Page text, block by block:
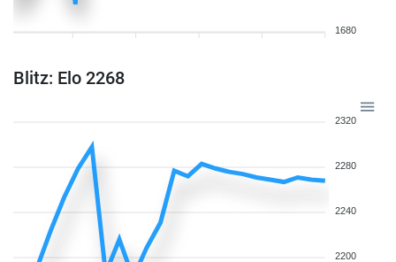
1680
Blitz: Elo 2268
2320
2280
2240
2200